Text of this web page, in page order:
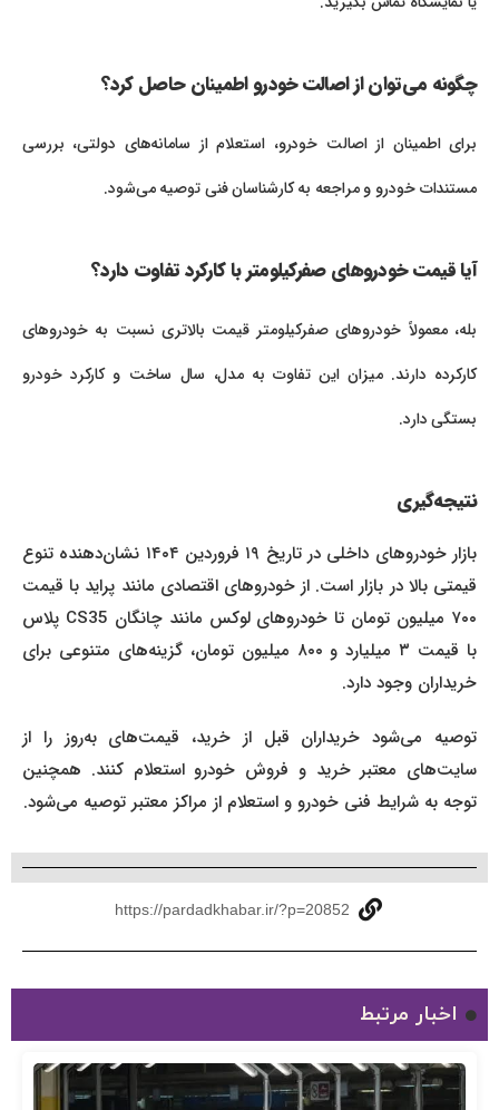
چگونه می‌توان از اصالت خودرو اطمینان حاصل کرد؟
برای اطمینان از اصالت خودرو، استعلام از سامانه‌های دولتی، بررسی
مستندات خودرو و مراجعه به کارشناسان فنی توصیه می‌شود.
آیا قیمت خودروهای صفرکیلومتر با کارکرد تفاوت دارد؟
بله، معمولاً خودروهای صفرکیلومتر قیمت بالاتری نسبت به خودروهای
کارکرده دارند. میزان این تفاوت به مدل، سال ساخت و کارکرد خودرو
بستگی دارد.
نتیجه‌گیری
بازار خودروهای داخلی در تاریخ ۱۹ فروردین ۱۴۰۴ نشان‌دهنده تنوع
قیمتی بالا در بازار است. از خودروهای اقتصادی مانند پراید با قیمت
۷۰۰ میلیون تومان تا خودروهای لوکس مانند چانگان CS35 پلاس
با قیمت ۳ میلیارد و ۸۰۰ میلیون تومان، گزینه‌های متنوعی برای
خریداران وجود دارد.
توصیه می‌شود خریداران قبل از خرید، قیمت‌های به‌روز را از
سایت‌های معتبر خرید و فروش خودرو استعلام کنند. همچنین
توجه به شرایط فنی خودرو و استعلام از مراکز معتبر توصیه می‌شود.
https://pardadkhabar.ir/?p=20852
اخبار مرتبط